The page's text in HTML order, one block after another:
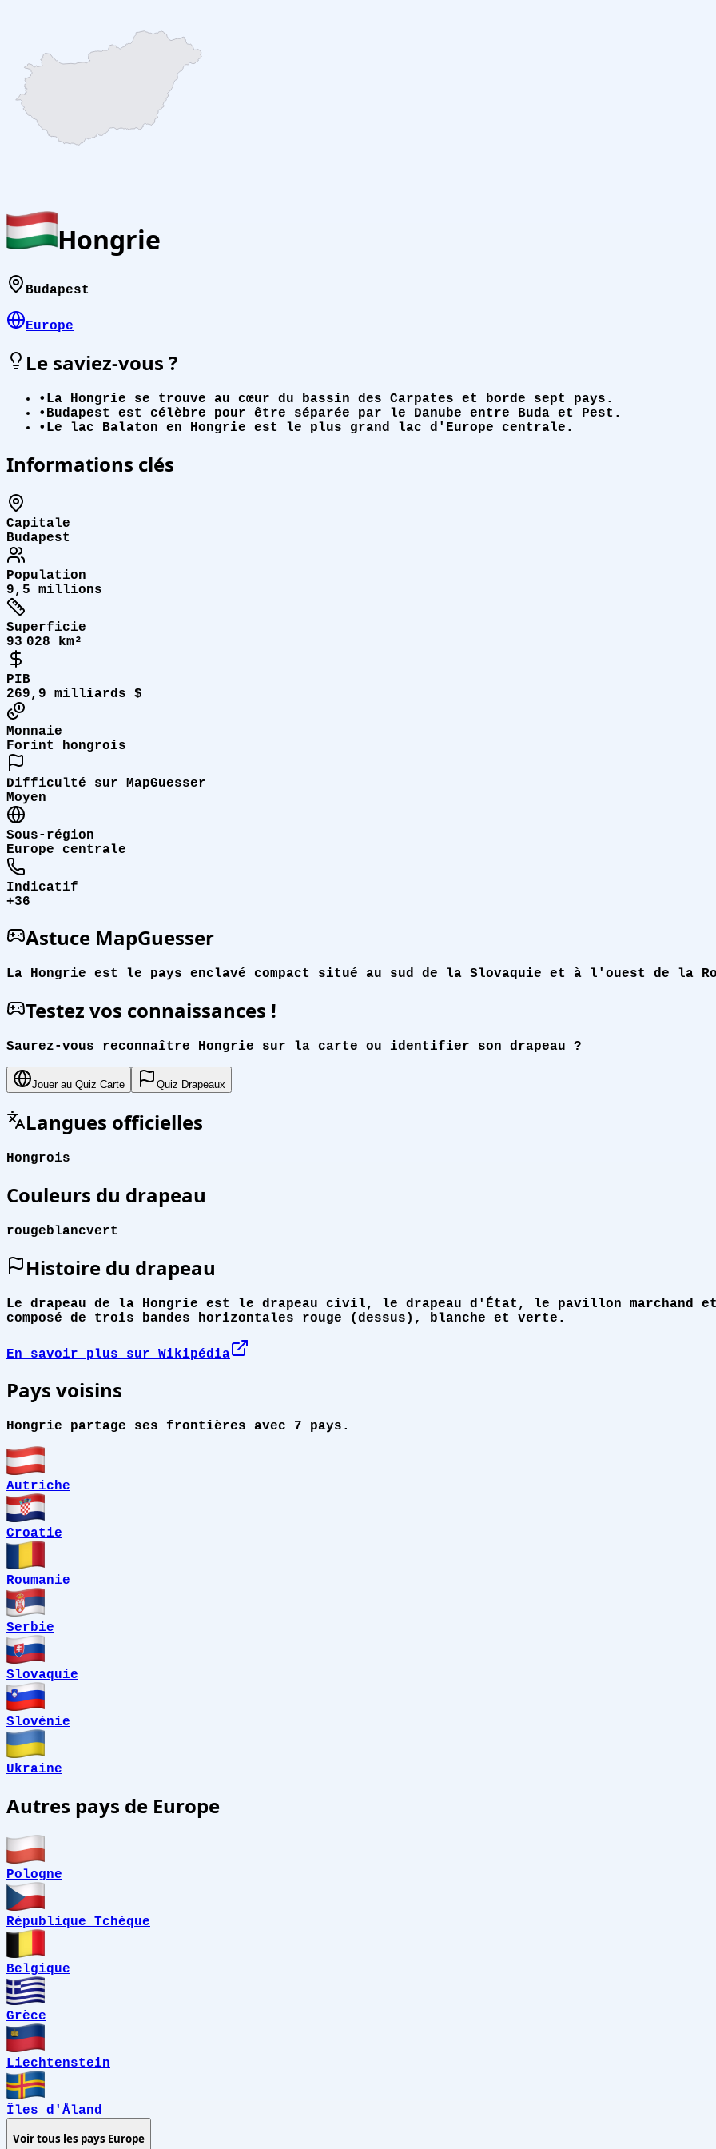
Hongrie
Budapest
Europe
Le saviez-vous ?
• La Hongrie se trouve au cœur du bassin des Carpates et borde sept pays.
• Budapest est célèbre pour être séparée par le Danube entre Buda et Pest.
• Le lac Balaton en Hongrie est le plus grand lac d'Europe centrale.
Informations clés
Capitale
Budapest
Population
9,5 millions
Superficie
93 028 km²
PIB
269,9 milliards $
Monnaie
Forint hongrois
Difficulté sur MapGuesser
Moyen
Sous-région
Europe centrale
Indicatif
+36
Astuce MapGuesser
La Hongrie est le pays enclavé compact situé au sud de la Slovaquie et à l'ouest de la
Testez vos connaissances !
Saurez-vous reconnaître Hongrie sur la carte ou identifier son drapeau ?
Jouer au Quiz Carte Quiz Drapeaux
Langues officielles
Hongrois
Couleurs du drapeau
rougeblancvert
Histoire du drapeau
Le drapeau de la Hongrie est le drapeau civil, le drapeau d'État, le pavillon
composé de trois bandes horizontales rouge (dessus), blanche et verte.
En savoir plus sur Wikipédia
Pays voisins
Hongrie partage ses frontières avec 7 pays.
Autriche
Croatie
Roumanie
Serbie
Slovaquie
Slovénie
Ukraine
Autres pays de Europe
Pologne
République Tchèque
Belgique
Grèce
Liechtenstein
Îles d'Åland
Voir tous les pays Europe